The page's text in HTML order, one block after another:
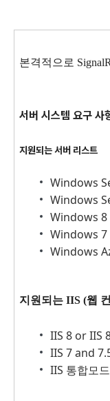
본격적으로
서버 시스템 요구 사
지원되는 서버 리스트
Windows
Windows
Windows 8
Windows 7
Windows
지원되는 IIS (웹
IIS 8 or IIS
IIS 7 and
IIS 통합모드